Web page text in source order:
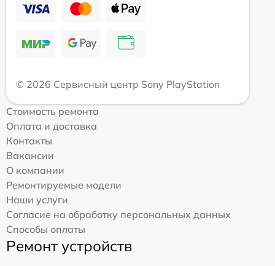
© 2026 Сервисный центр Sony PlayStation
Стоимость ремонта
Оплата и доставка
Контакты
Вакансии
О компании
Ремонтируемые модели
Наши услуги
Согласие на обработку персональных данных
Способы оплаты
Ремонт устройств